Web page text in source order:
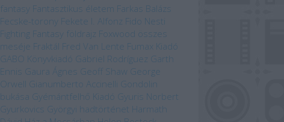
fantasy Fantasztikus életem Farkas Balázs
Fecske-torony Fekete I. Alfonz Fido Nesti
Fighting Fantasy földrajz Foxwood összes
meséje Fraktál Fred Van Lente Fumax Kiadó
GABO Könyvkiadó
Gabriel Rodríguez
Garth
Ennis
Gaura Ágnes Geoff Shaw
George
Orwell
Gianumberto Accinelli
Gondolin
bukása
Gyémántfelhő Kiadó
Gyuris Norbert
Gyurkovics Györgyi hadtörténet Harmath